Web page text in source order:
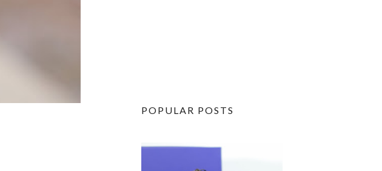
POPULAR POSTS